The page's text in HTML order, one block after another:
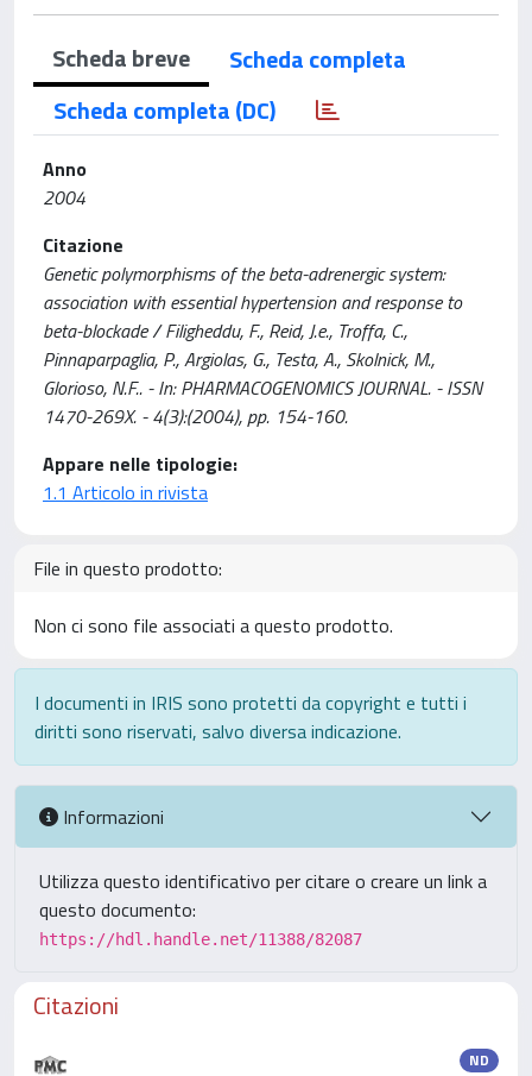
Scheda breve
Scheda completa
Scheda completa (DC)
Anno
2004
Citazione
Genetic polymorphisms of the beta-adrenergic system:
association with essential hypertension and response to
beta-blockade / Filigheddu, F., Reid, J.e., Troffa, C.,
Pinnaparpaglia, P., Argiolas, G., Testa, A., Skolnick, M.,
Glorioso, N.F.. - In: PHARMACOGENOMICS JOURNAL. - ISSN
1470-269X. - 4(3):(2004), pp. 154-160.
Appare nelle tipologie:
1.1 Articolo in rivista
File in questo prodotto:
Non ci sono file associati a questo prodotto.
I documenti in IRIS sono protetti da copyright e tutti i
diritti sono riservati, salvo diversa indicazione.
Informazioni
Utilizza questo identificativo per citare o creare un link a
questo documento:
https://hdl.handle.net/11388/82087
Citazioni
ND